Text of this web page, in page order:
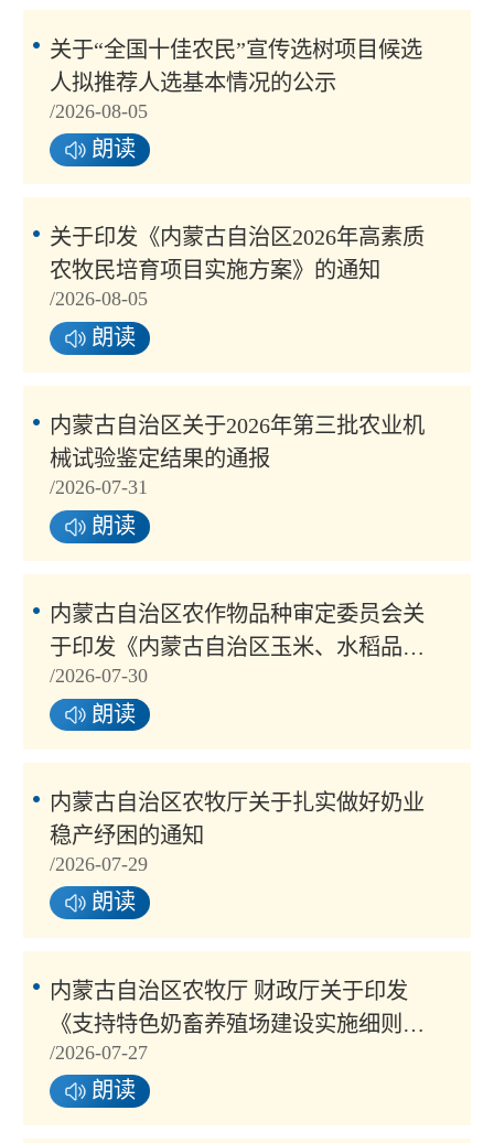
关于“全国十佳农民”宣传选树项目候选
人拟推荐人选基本情况的公示
/2026-08-05
朗读
关于印发《内蒙古自治区2026年高素质
农牧民培育项目实施方案》的通知
/2026-08-05
朗读
内蒙古自治区关于2026年第三批农业机
械试验鉴定结果的通报
/2026-07-31
朗读
内蒙古自治区农作物品种审定委员会关
于印发《内蒙古自治区玉米、水稻品种
审定标准（2022年修订）》的通知
/2026-07-30
朗读
内蒙古自治区农牧厅关于扎实做好奶业
稳产纾困的通知
/2026-07-29
朗读
内蒙古自治区农牧厅 财政厅关于印发
《支持特色奶畜养殖场建设实施细则》
的通知
/2026-07-27
朗读